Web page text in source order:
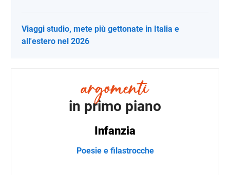
Viaggi studio, mete più gettonate in Italia e
all'estero nel 2026
in primo piano
Infanzia
Poesie e filastrocche